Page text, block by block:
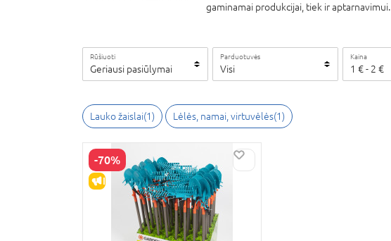
gaminamai produkcijai, tiek ir aptarnavimui.
Rūšiuoti
Geriausi pasiūlymai
Parduotuvės
Visi
Kaina
1 € - 2 €
Lauko žaislai(1) Lėlės, namai, virtuvėlės(1)
-70%
IŠPARDAVIMAS